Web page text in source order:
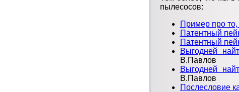
пылесосов:
Пример про то,
Патентный
Патентный
Выгодней
В.Павлов
Выгодней
В.Павлов
Послесловие